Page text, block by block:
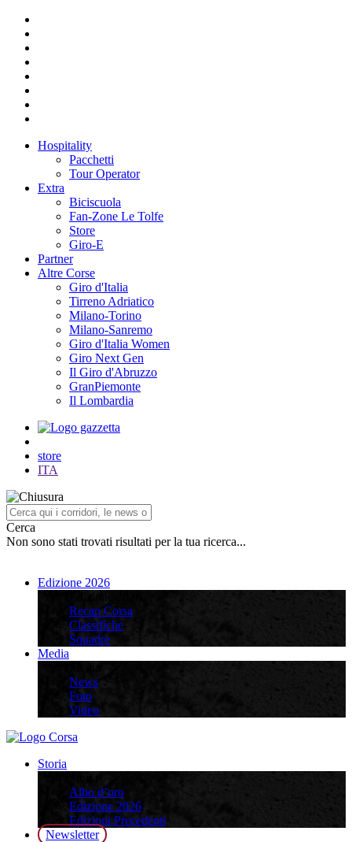
Hospitality
Pacchetti
Tour Operator
Extra
Biciscuola
Fan-Zone Le Tolfe
Store
Giro-E
Partner
Altre Corse
Giro d'Italia
Tirreno Adriatico
Milano-Torino
Milano-Sanremo
Giro d'Italia Women
Giro Next Gen
Il Giro d'Abruzzo
GranPiemonte
Il Lombardia
store
ITA
Cerca
Non sono stati trovati risultati per la tua ricerca...
Edizione 2026
Recap Corsa
Classifiche
Squadre
Media
News
Foto
Video
Storia
Albo d’oro
Edizione 2026
Edizioni Precedenti
Newsletter